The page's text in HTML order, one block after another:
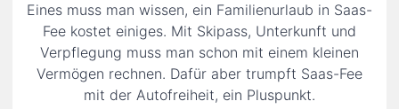
Eines muss man wissen, ein Familienurlaub in Saas-
Fee kostet einiges. Mit Skipass, Unterkunft und
Verpflegung muss man schon mit einem kleinen
Vermögen rechnen. Dafür aber trumpft Saas-Fee
mit der Autofreiheit, ein Pluspunkt.